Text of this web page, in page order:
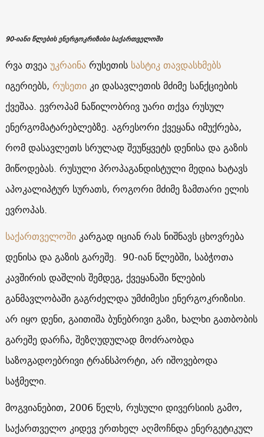
90-იანი წლების ენერგოკრიზისი საქართველოში
რვა თვეაუკრაინარუსეთის სასტიკ თავდასხმებს
იგერიებს, რუსეთიკი დასავლეთის მძიმე სანქციების
ქვეშაა. ევროპამ ნაწილობრივ უარი თქვა რუსულ
ენერგომატარებლებზე. აგრესორი ქვეყანა იმუქრება,
რომ დასავლეთს სრულად შეუწყვეტს დენისა და გაზის
მიწოდებას. რუსული პროპაგანდისტული მედია ხატავს
აპოკალიპტურ სურათს, როგორი მძიმე ზამთარი ელის
ევროპას.
საქართველოშიკარგად იციან რას ნიშნავს ცხოვრება
დენისა და გაზის გარეშე. 90-იან წლებში, საბჭოთა
კავშირის დაშლის შემდეგ, ქვეყანაში წლების
განმავლობაში გაგრძელდა უმძიმესი ენერგოკრიზისი.
არ იყო დენი, გაითიშა ბუნებრივი გაზი, ხალხი გათბობის
გარეშე დარჩა, შეზღუდულად მოძრაობდა
საზოგადოებრივი ტრანსპორტი, არ იშოვებოდა
საჭმელი.
მოგვიანებით, 2006 წელს, რუსული დივერსიის გამო,
საქართველო კიდევ ერთხელ აღმოჩნდა ენერგეტიკულ